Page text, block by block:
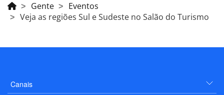
Gente
Eventos
Veja as regiões Sul e Sudeste no Salão do Turismo
Canais